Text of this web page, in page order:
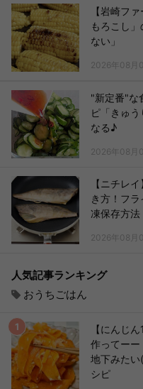
【岩崎フ
もろこし
ない」
2026年08月
"新定番"な
ピ「きゅ
なる♪
2026年08月
【ニチレ
き方！フ
凍保存方法
2026年08月
人気記事ランキング
おうちごはん
【にんじ
作ってー
地下みた
シピ